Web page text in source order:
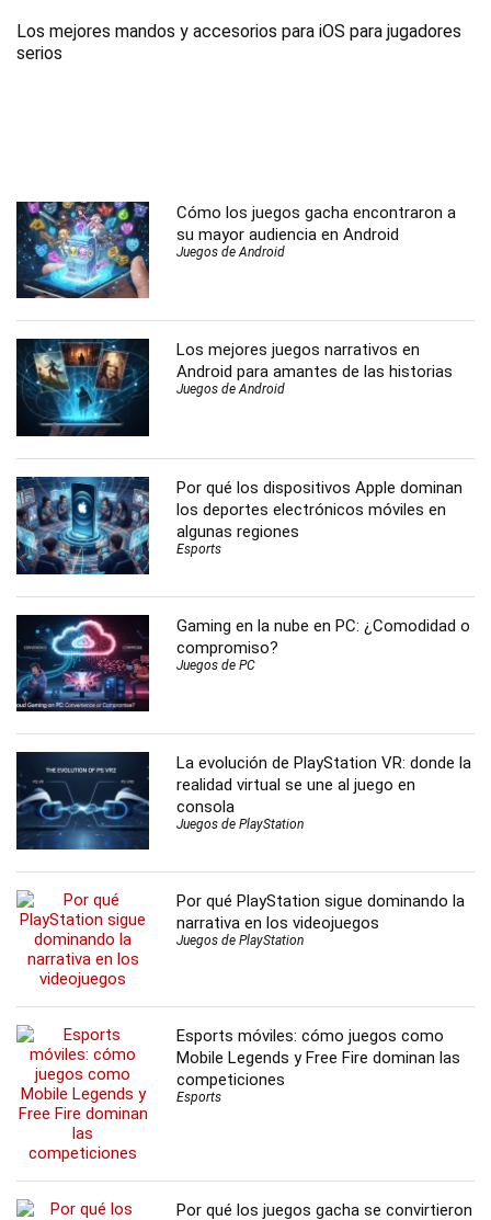
Los mejores mandos y accesorios para iOS para jugadores
serios
Cómo los juegos gacha encontraron a
su mayor audiencia en Android
Juegos de Android
Los mejores juegos narrativos en
Android para amantes de las historias
Juegos de Android
Por qué los dispositivos Apple dominan
los deportes electrónicos móviles en
algunas regiones
Esports
Gaming en la nube en PC: ¿Comodidad o
compromiso?
Juegos de PC
La evolución de PlayStation VR: donde la
realidad virtual se une al juego en
consola
Juegos de PlayStation
Por qué PlayStation sigue dominando la
narrativa en los videojuegos
Juegos de PlayStation
Esports móviles: cómo juegos como
Mobile Legends y Free Fire dominan las
competiciones
Esports
Por qué los juegos gacha se convirtieron